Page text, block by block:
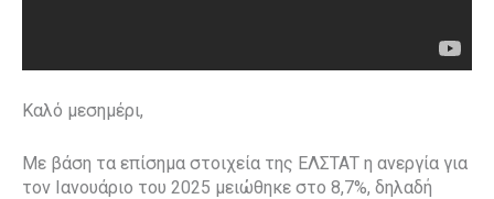
Καλό μεσημέρι,
Με βάση τα επίσημα στοιχεία της ΕΛΣΤΑΤ η ανεργία για
τον Ιανουάριο του 2025 μειώθηκε στο 8,7%, δηλαδή